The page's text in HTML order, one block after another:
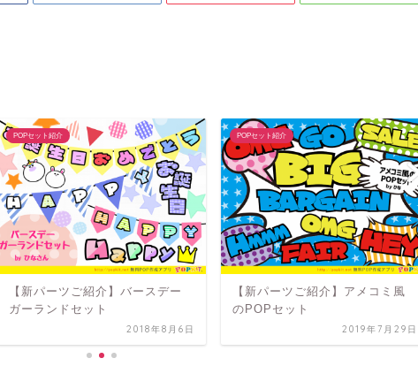
POPセット紹介
【新パーツご紹介】バースデー
ガーランドセット
2018年8月6日
POPセット紹介
【新パーツご紹介】アメコミ風
のPOPセット
2019年7月29日